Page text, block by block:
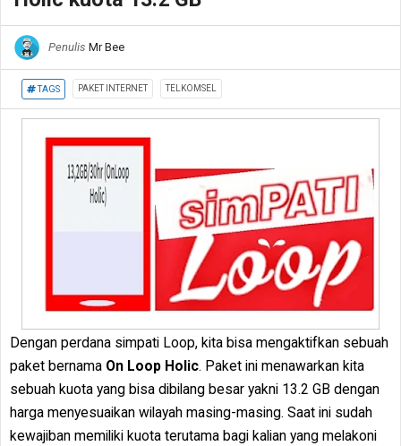
Penulis Mr Bee
TAGS PAKET INTERNET TELKOMSEL
Dengan perdana simpati Loop, kita bisa mengaktifkan sebuah
paket bernama On Loop Holic. Paket ini menawarkan kita
sebuah kuota yang bisa dibilang besar yakni 13.2 GB dengan
harga menyesuaikan wilayah masing-masing. Saat ini sudah
kewajiban memiliki kuota terutama bagi kalian yang melakoni